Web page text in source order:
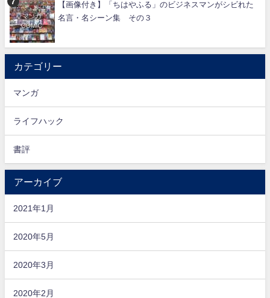
【画像付き】「ちはやふる」のビジネスマンがシビれた
名言・名シーン集 その３
カテゴリー
マンガ
ライフハック
書評
アーカイブ
2021年1月
2020年5月
2020年3月
2020年2月